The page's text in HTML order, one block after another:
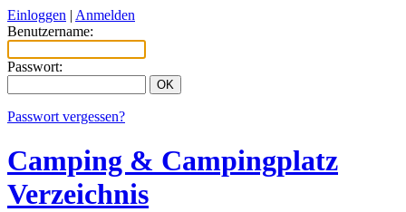
Einloggen | Anmelden
Benutzername:
Passwort:
Passwort vergessen?
Camping & Campingplatz
Verzeichnis